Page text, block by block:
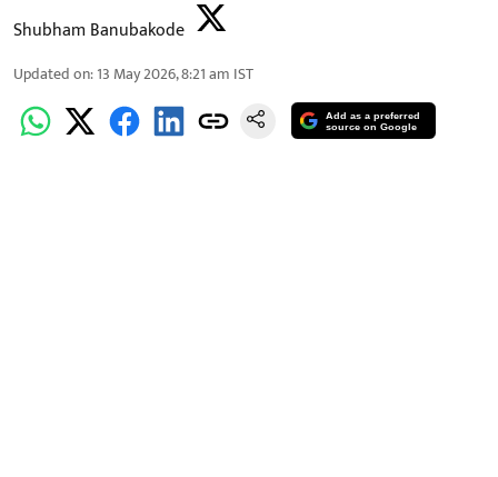
Shubham Banubakode
Updated on:13 May 2026, 8:21 am IST
Add as a preferred
source on Google